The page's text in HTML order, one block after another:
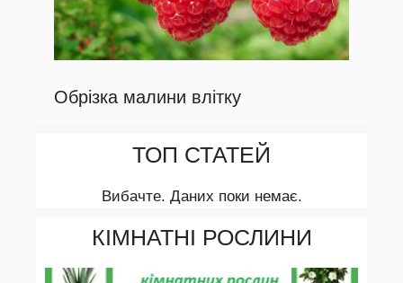
Обрізка малини влітку
ТОП СТАТЕЙ
Вибачте. Даних поки немає.
КІМНАТНІ РОСЛИНИ